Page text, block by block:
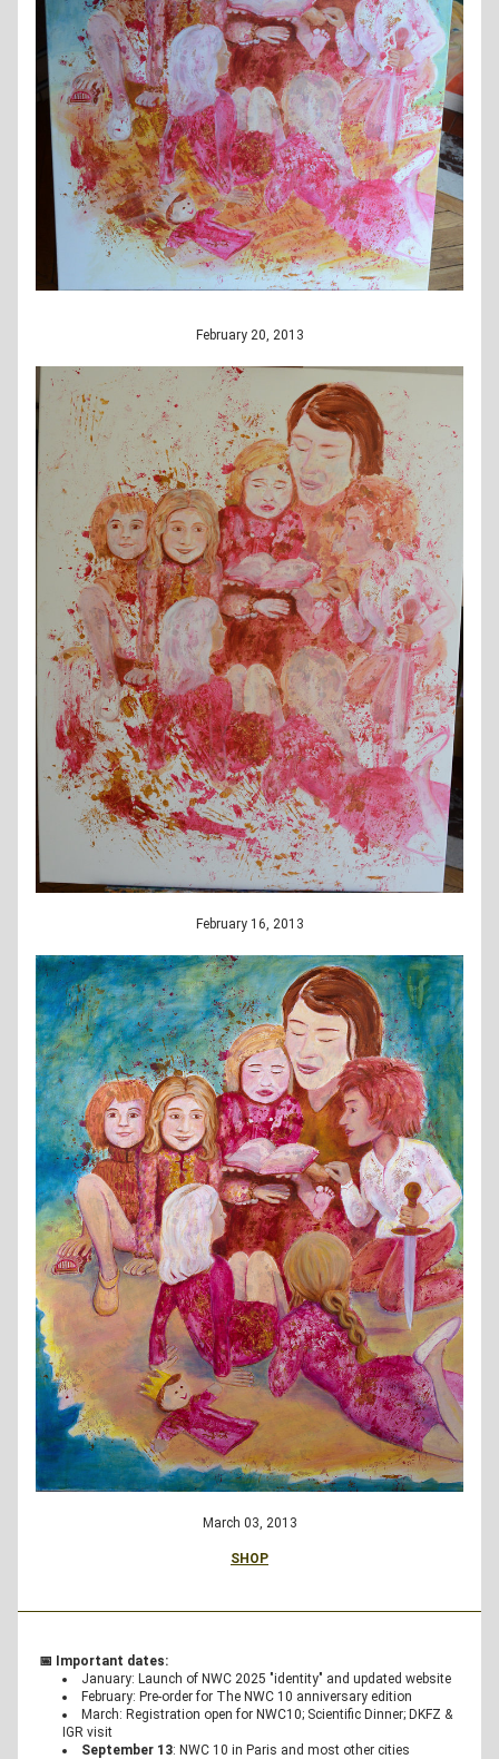
February 20, 2013
February 16, 2013
March 03, 2013
SHOP
📅 Important dates:
January: Launch of NWC 2025 "identity" and updated website
February: Pre-order for The NWC 10 anniversary edition
March: Registration open for NWC10; Scientific Dinner; DKFZ &
IGR visit
September 13: NWC 10 in Paris and most other cities